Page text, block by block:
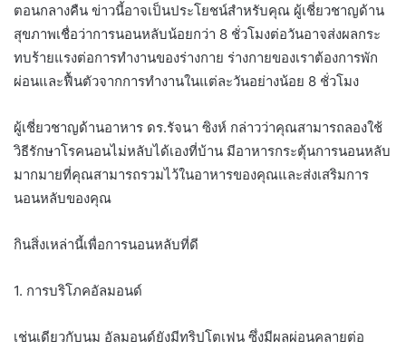
ตอนกลางคืน ข่าวนี้อาจเป็นประโยชน์สำหรับคุณ ผู้เชี่ยวชาญด้าน
สุขภาพเชื่อว่าการนอนหลับน้อยกว่า 8 ชั่วโมงต่อวันอาจส่งผลกระ
ทบร้ายแรงต่อการทำงานของร่างกาย ร่างกายของเราต้องการพัก
ผ่อนและฟื้นตัวจากการทำงานในแต่ละวันอย่างน้อย 8 ชั่วโมง
ผู้เชี่ยวชาญด้านอาหาร ดร.รัจนา ซิงห์ กล่าวว่าคุณสามารถลองใช้
วิธีรักษาโรคนอนไม่หลับได้เองที่บ้าน มีอาหารกระตุ้นการนอนหลับ
มากมายที่คุณสามารถรวมไว้ในอาหารของคุณและส่งเสริมการ
นอนหลับของคุณ
กินสิ่งเหล่านี้เพื่อการนอนหลับที่ดี
1. การบริโภคอัลมอนด์
เช่นเดียวกับนม อัลมอนด์ยังมีทริปโตเฟน ซึ่งมีผลผ่อนคลายต่อ